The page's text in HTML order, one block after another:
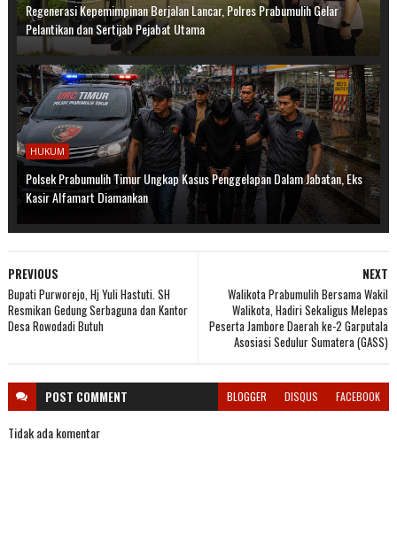
Regenerasi Kepemimpinan Berjalan Lancar, Polres Prabumulih Gelar
Pelantikan dan Sertijab Pejabat Utama
HUKUM
Polsek Prabumulih Timur Ungkap Kasus Penggelapan Dalam Jabatan, Eks
Kasir Alfamart Diamankan
NEXT
Walikota Prabumulih Bersama Wakil
Walikota, Hadiri Sekaligus Melepas
Peserta Jambore Daerah ke-2 Garputala
Asosiasi Sedulur Sumatera (GASS)
PREVIOUS
Bupati Purworejo, Hj Yuli Hastuti. SH
Resmikan Gedung Serbaguna dan Kantor
Desa Rowodadi Butuh
POST COMMENT BLOGGER DISQUS FACEBOOK
Tidak ada komentar